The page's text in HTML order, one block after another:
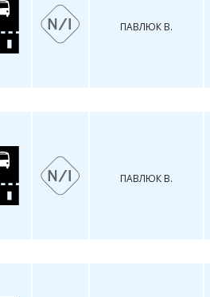
ПАВЛЮК В.
ПАВЛЮК В.